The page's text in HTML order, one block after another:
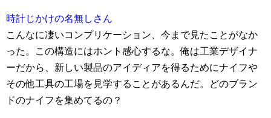
時計じかけの名無しさん
こんなに凄いコンプリケーション、今まで見たことがなか
った。この構造にはホント感心するな。俺は工業デザイナ
ーだから、新しい製品のアイディアを得るためにナイフや
その他工具の工場を見学することがあるんだ。どのブラン
ドのナイフを集めてるの？